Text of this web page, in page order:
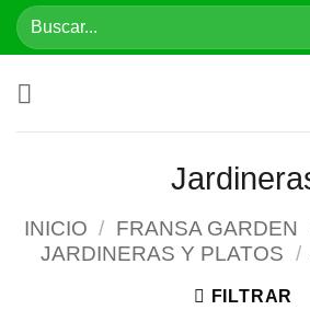
SaltarBuscar
por:
INICIO / FRANSA GARDEN
JARDINERAS Y PLATOS /
FILTRAR